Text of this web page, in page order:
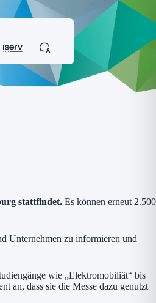
stattfindet. Es können erneut 2.500
Unternehmen zu informieren und
wie „Elektromobiliät“ bis
an, dass sie die Messe dazu genutzt